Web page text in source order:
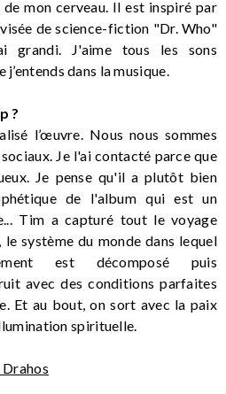
mon cerveau. Il est inspiré par
de science-fiction "Dr. Who"
grandi. J'aime tous les sons
dans la musique.
?
l’œuvre. Nous nous sommes
Je l'ai contacté parce que
Je pense qu'il a plutôt bien
de l'album qui est un
Tim a capturé tout le voyage
système du monde dans lequel
est décomposé puis
avec des conditions parfaites
Et au bout, on sort avec la paix
spirituelle.